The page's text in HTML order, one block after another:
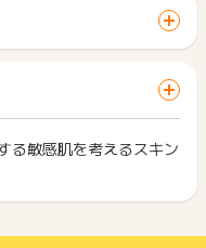
イントタウンのサポート
対象外となる場合がご
い物が完了するまでの
に移動した場合はポイン
ンを押した時とサービ
ウザが異なる場合はポ
用される場合は、毎回
でポイントGET 」ボ
対象外とみなし、「獲
につき10円単位の金額
切り捨てとなり、ポイ
して支払われた金額分
ント獲得の対象には含
る敏感肌を考えるスキン